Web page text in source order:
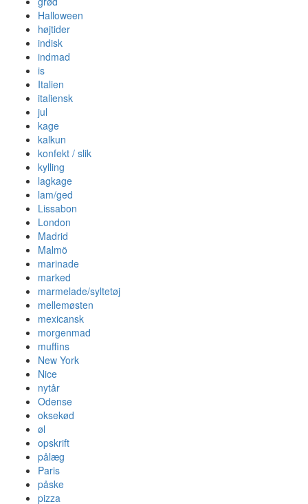
Halloween
højtider
indisk
indmad
is
Italien
italiensk
jul
kage
kalkun
konfekt / slik
kylling
lagkage
lam/ged
Lissabon
London
Madrid
Malmö
marinade
marked
marmelade/syltetøj
mellemøsten
mexicansk
morgenmad
muffins
New York
Nice
nytår
Odense
oksekød
øl
opskrift
pålæg
Paris
påske
pizza